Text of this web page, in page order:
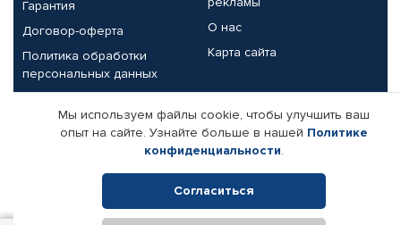
Гарантия
Договор-оферта
Политика обработки
персональных данных
О нас
Карта сайта
Партнерам
Корпоративным клиентам
Поставщикам
Реквизиты компании
Мы используем файлы cookie, чтобы улучшить ваш
опыт на сайте. Узнайте больше в нашей Политике
конфиденциальности.
Согласиться